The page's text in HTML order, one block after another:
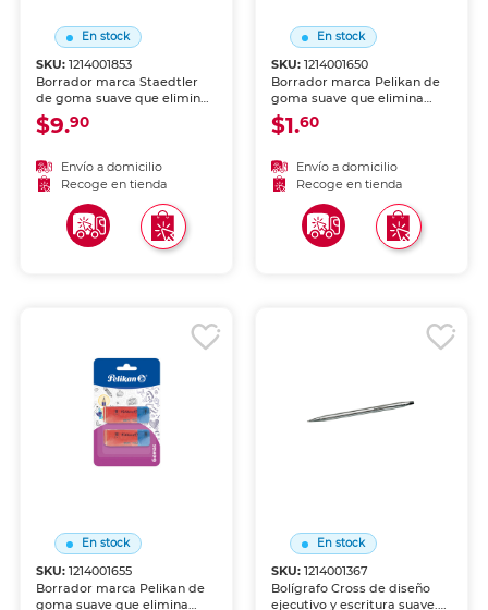
En stock
SKU:1214001853
Borrador marca Staedtler
de goma suave que elimina
trazos de lápiz sin maltratar
el papel. Ideal para escuela,
$9.90
Envío a domicilio
Recoge en tienda
En stock
SKU: 1214001650
Borrador marca Pelikan de
goma suave que elimina
trazos de lápiz sin maltratar
el papel. Ideal para escuela,
$1.60
Envío a domicilio
Recoge en tienda
En stock
SKU:1214001655
Borrador marca Pelikan de
goma suave que elimina
En stock
SKU: 1214001367
Bolígrafo Cross de diseño
ejecutivo y escritura suave.